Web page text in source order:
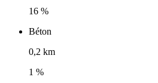
16 %
Béton
0,2 km
1 %